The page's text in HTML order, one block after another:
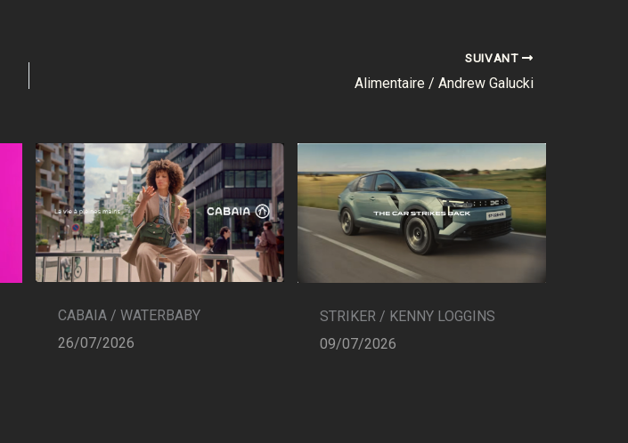
SUIVANT
Alimentaire / Andrew Galucki
CABAIA / WATERBABY
26/07/2026
STRIKER / KENNY LOGGINS
09/07/2026